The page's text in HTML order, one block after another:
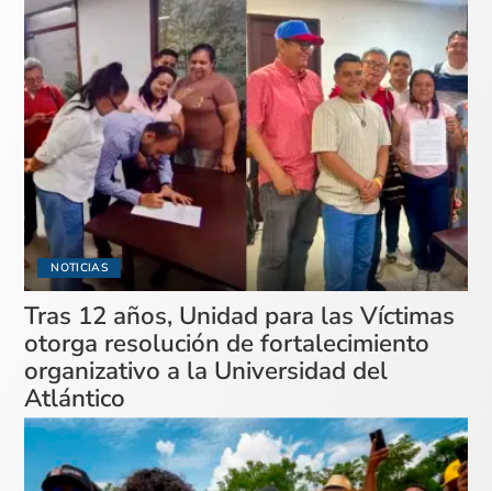
NOTICIAS
Tras 12 años, Unidad para las Víctimas
otorga resolución de fortalecimiento
organizativo a la Universidad del
Atlántico